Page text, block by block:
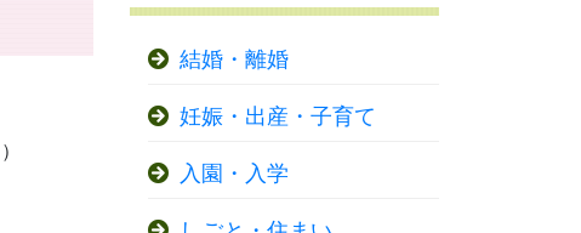
）
結婚・離婚
妊娠・出産・子育て
入園・入学